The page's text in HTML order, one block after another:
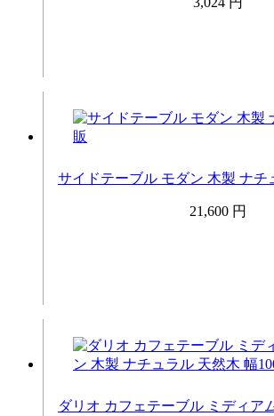
サイドテーブル モダン 木製 ナチ
21,600 円
ダリオ カフェテーブル ミディア